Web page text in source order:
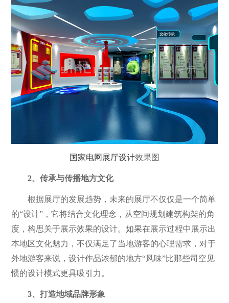
国家电网展厅设计效果图
2、传承与传播地方文化
根据展厅的发展趋势，未来的展厅不仅仅是一个简单
的“设计”，它将结合文化理念，从空间规划建筑构架的角
度，构思关于展示效果的设计。如果在展示过程中展示出
本地区文化魅力，不仅满足了当地游客的心理需求，对于
外地游客来说，设计作品浓郁的地方“风味”比那些司空见
惯的设计模式更具吸引力。
3、打造地域品牌形象